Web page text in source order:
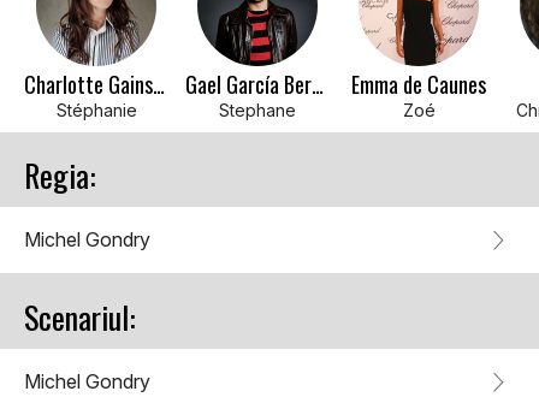
Charlotte Gainsbourg
Stéphanie
Gael García Bernal
Stephane
Emma de Caunes
Zoé
Regia:
Michel Gondry
Scenariul:
Michel Gondry